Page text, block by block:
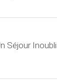
Séjour